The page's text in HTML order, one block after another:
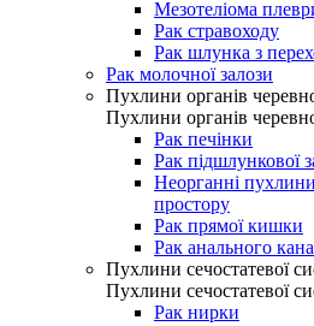
Мезотеліома
Рак стравоходу
Рак шлунка з
Рак молочної залози
Пухлини органів
Пухлини органів
Рак печінки
Рак підшлункової
Неорганні
простору
Рак прямої кишки
Рак анального
Пухлини сечостатевої
Пухлини сечостатевої
Рак нирки